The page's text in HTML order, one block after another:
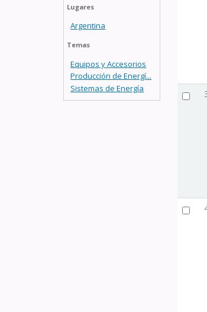
Lugares
Argentina
Temas
Equipos y Accesorios
Producción de Energí...
Sistemas de Energía